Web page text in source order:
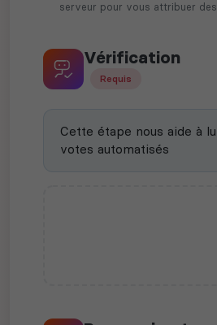
serveur pour vous attribuer
Vérification
Requis
Cette étape nous aide à
votes automatisés